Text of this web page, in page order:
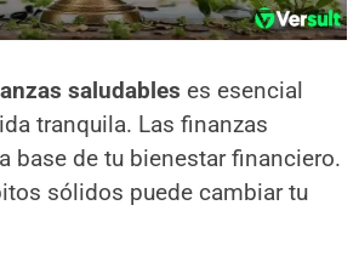
saludables es esencial
tranquila. Las finanzas
base de tu bienestar financiero.
sólidos puede cambiar tu